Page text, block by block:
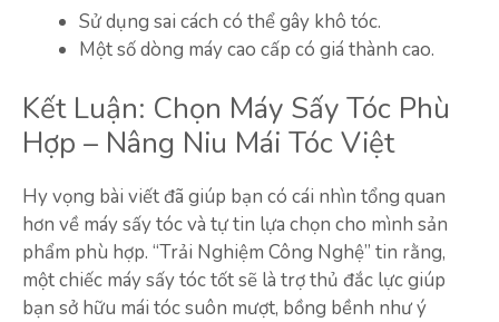
Sử dụng sai cách có thể gây khô tóc.
Một số dòng máy cao cấp có giá thành cao.
Kết Luận: Chọn Máy Sấy Tóc Phù
Hợp – Nâng Niu Mái Tóc Việt
Hy vọng bài viết đã giúp bạn có cái nhìn tổng quan
hơn về máy sấy tóc và tự tin lựa chọn cho mình sản
phẩm phù hợp. “Trải Nghiệm Công Nghệ” tin rằng,
một chiếc máy sấy tóc tốt sẽ là trợ thủ đắc lực giúp
bạn sở hữu mái tóc suôn mượt, bồng bềnh như ý